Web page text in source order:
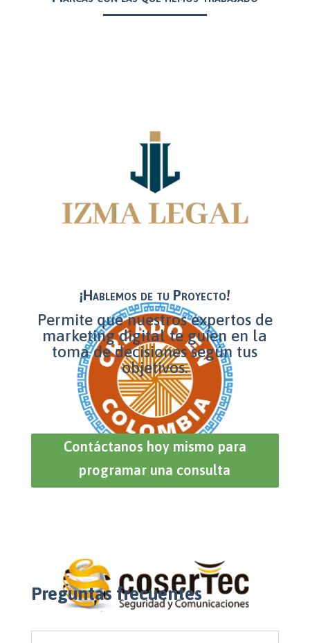
¡Hablemos de tu Proyecto!
Permite que nuestros expertos de
marketing digital te guíen en la
toma de decisiones según tus
objetivos.
Contáctanos hoy mismo para
programar una consulta
Preguntas frecuentes